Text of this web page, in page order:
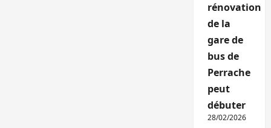
rénovation
de la
gare de
bus de
Perrache
peut
débuter
28/02/2026